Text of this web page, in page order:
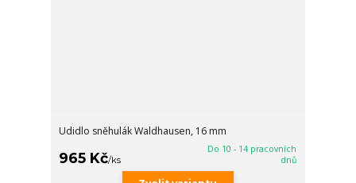
Udidlo sněhulák Waldhausen, 16 mm
965 Kč/ks
Do 10 - 14 pracovních
dnů